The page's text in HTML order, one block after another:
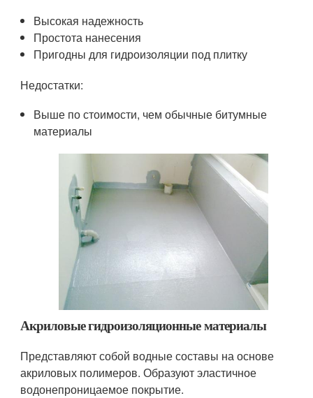
Высокая надежность
Простота нанесения
Пригодны для гидроизоляции под плитку
Недостатки:
Выше по стоимости, чем обычные битумные
материалы
Акриловые гидроизоляционные материалы
Представляют собой водные составы на основе
акриловых полимеров. Образуют эластичное
водонепроницаемое покрытие.